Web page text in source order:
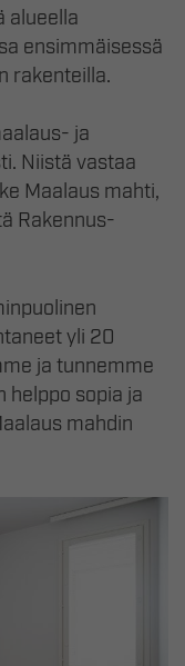
alueella
ensimmäisessä
rakenteilla.
ja
Niistä vastaa
Maalaus mahti,
Rakennus-
yli 20
ja tunnemme
helppo sopia ja
mahdin